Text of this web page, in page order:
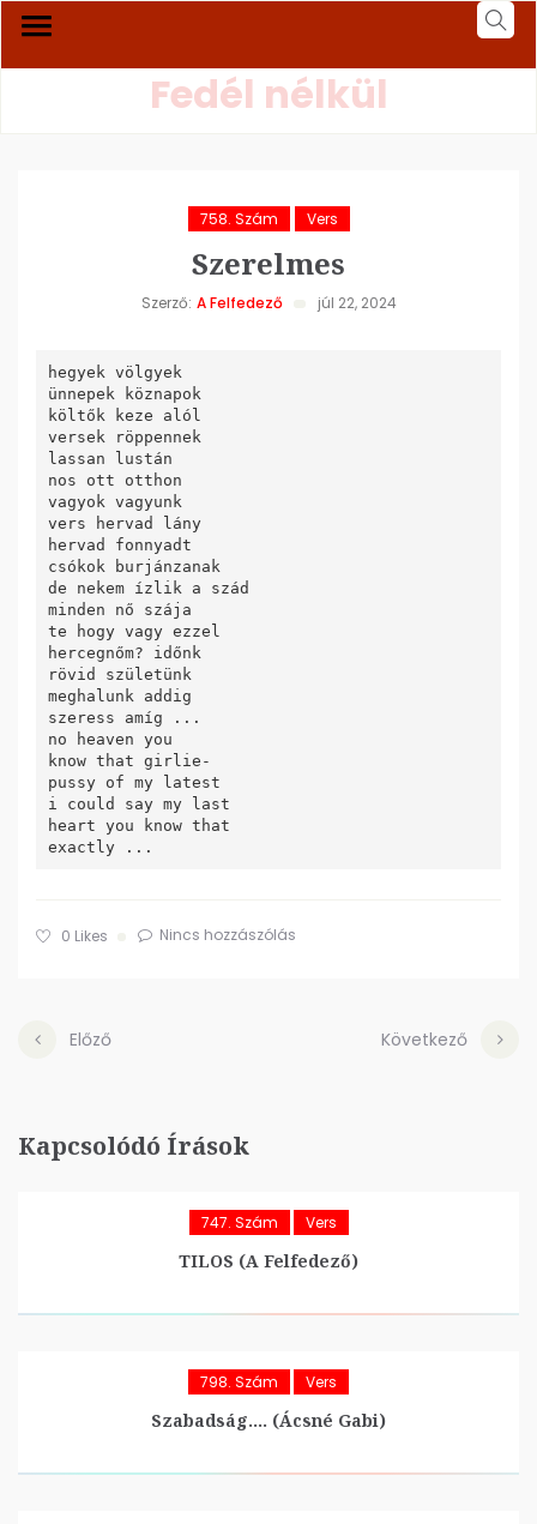
Fedél nélkül
758. Szám Vers
Szerelmes
Szerző: A Felfedező júl 22, 2024
hegyek völgyek
ünnepek köznapok
költők keze alól
versek röppennek
lassan lustán
nos ott otthon
vagyok vagyunk
vers hervad lány
hervad fonnyadt
csókok burjánzanak
de nekem ízlik a szád
minden nő szája
te hogy vagy ezzel
hercegnőm? időnk
rövid születünk
meghalunk addig
szeress amíg ...
no heaven you
know that girlie-
pussy of my latest
i could say my last
heart you know that
0 Likes Nincs hozzászólás
Előző Következő
Kapcsolódó Írások
747. Szám Vers
TILOS (A Felfedező)
798. Szám Vers
Szabadság…. (Ácsné Gabi)